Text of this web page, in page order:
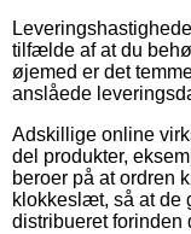
tilfælde af at du
øjemed er det
anslåede
Adskillige online
del produkter,
beroer på at ordren
klokkeslæt, så at de
distribueret forinden